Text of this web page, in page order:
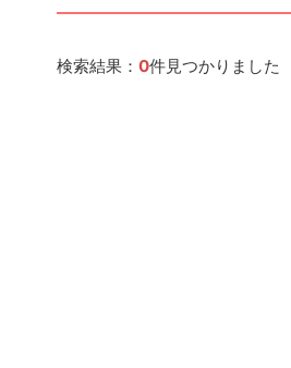
検索結果： 0件見つかりました